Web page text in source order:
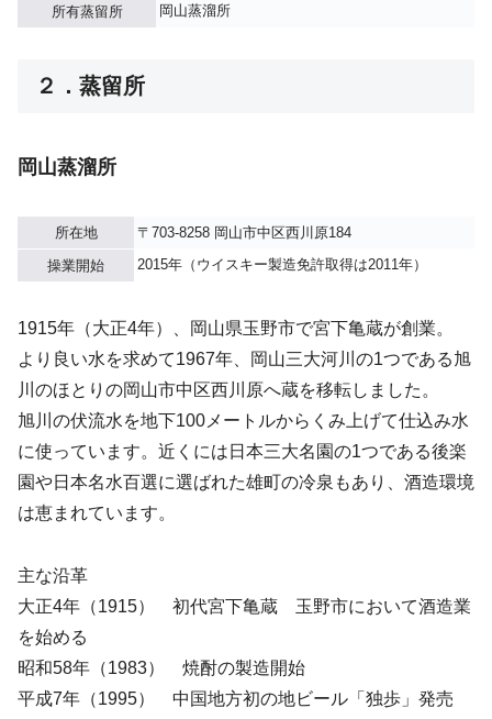
所有蒸留所 岡山蒸溜所
２．蒸留所
岡山蒸溜所
所在地
〒703-8258 岡山市中区西川原184
操業開始
2015年（ウイスキー製造免許取得は2011年）
1915年（大正4年）、岡山県玉野市で宮下亀蔵が創業。
より良い水を求めて1967年、岡山三大河川の1つである旭
川のほとりの岡山市中区西川原へ蔵を移転しました。
旭川の伏流水を地下100メートルからくみ上げて仕込み水
に使っています。近くには日本三大名園の1つである後楽
園や日本名水百選に選ばれた雄町の冷泉もあり、酒造環境
は恵まれています。
主な沿革
大正4年（1915） 初代宮下亀蔵 玉野市において酒造業
を始める
昭和58年（1983） 焼酎の製造開始
平成7年（1995） 中国地方初の地ビール「独歩」発売